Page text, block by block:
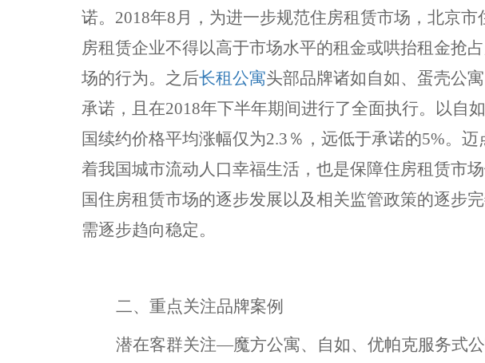
诺。2018年8月，为进一步规范住房租赁市场，北京市
房租赁企业不得以高于市场水平的租金或哄抬租金抢
场的行为。之后长租公寓头部品牌诸如自如、蛋壳公
承诺，且在2018年下半年期间进行了全面执行。以自
国续约价格平均涨幅仅为2.3％，远低于承诺的5%。
着我国城市流动人口幸福生活，也是保障住房租赁市
国住房租赁市场的逐步发展以及相关监管政策的逐步
需逐步趋向稳定。
二、重点关注品牌案例
潜在客群关注—魔方公寓、自如、优帕克服务式